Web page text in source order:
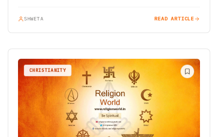
SHWETA READ ARTICLE
CHRISTIANITY